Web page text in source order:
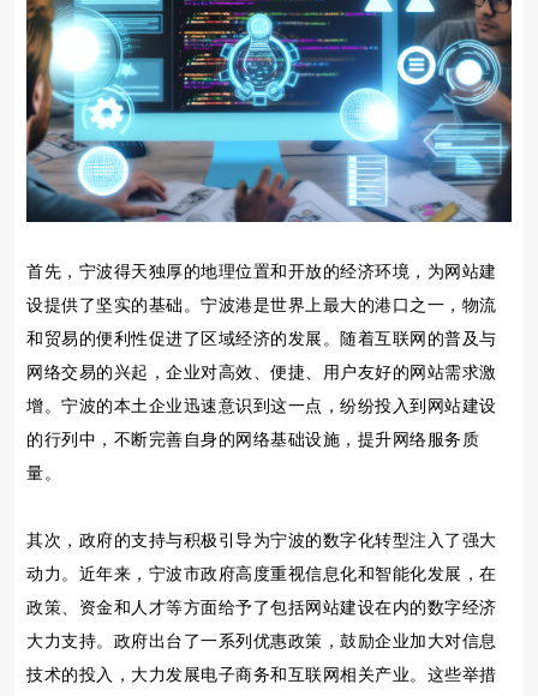
首先，宁波得天独厚的地理位置和开放的经济环境，为网站建
设提供了坚实的基础。宁波港是世界上最大的港口之一，物流
和贸易的便利性促进了区域经济的发展。随着互联网的普及与
网络交易的兴起，企业对高效、便捷、用户友好的网站需求激
增。宁波的本土企业迅速意识到这一点，纷纷投入到网站建设
的行列中，不断完善自身的网络基础设施，提升网络服务质
量。
其次，政府的支持与积极引导为宁波的数字化转型注入了强大
动力。近年来，宁波市政府高度重视信息化和智能化发展，在
政策、资金和人才等方面给予了包括网站建设在内的数字经济
大力支持。政府出台了一系列优惠政策，鼓励企业加大对信息
技术的投入，大力发展电子商务和互联网相关产业。这些举措